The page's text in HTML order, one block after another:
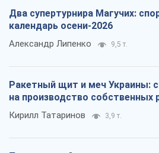
Два супертурнира Магучих:
календарь осени-2026
Александр Липенко 9,5 т.
Ракетный щит и меч Украины:
на производство собственных
Кирилл Татаринов 3,9 т.